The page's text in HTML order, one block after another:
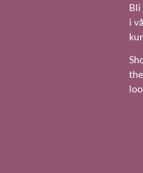
Bli
i
the